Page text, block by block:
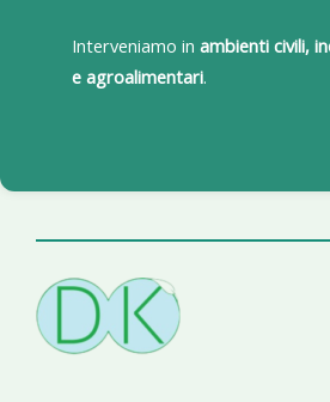
Interveniamo in ambienti civili,
e agroalimentari.